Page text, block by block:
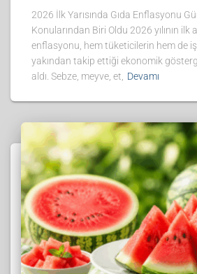
2026 İlk Yarısında Gıda Enflasyonu
Konularından Biri Oldu 2026 yılının ilk
enflasyonu, hem tüketicilerin hem de
yakından takip ettiği ekonomik
aldı. Sebze, meyve, et,
Devamı